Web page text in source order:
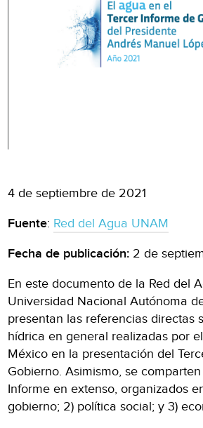
4 de septiembre de 2021
Fuente: Red del Agua UNAM
Fecha de publicación: 2 de
En este documento de la Red del
Universidad Nacional Autónoma
presentan las referencias directas
hídrica en general realizadas por
México en la presentación del
Gobierno. Asimismo, se
Informe en extenso, organizados
gobierno; 2) política social; y 3)